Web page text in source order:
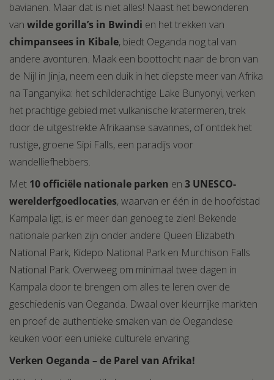
bavianen. Maar dat is niet alles! Naast het bewonderen
van wilde gorilla’s in Bwindi en het trekken van
chimpansees in Kibale, biedt Oeganda nog tal van
andere avonturen. Maak een boottocht naar de bron van
de Nijl in Jinja, neem een duik in het diepste meer van Afrika
na Tanganyika: het schilderachtige Lake Bunyonyi, verken
het prachtige gebied met vulkanische kratermeren, trek
door de uitgestrekte Afrikaanse savannes, of ontdek het
rustige, groene Sipi Falls, een paradijs voor
wandelliefhebbers.
Met 10 officiële nationale parken en 3 UNESCO-
werelderfgoedlocaties, waarvan er één in de hoofdstad
Kampala ligt, is er meer dan genoeg te zien! Bekende
nationale parken zijn onder andere Queen Elizabeth
National Park, Kidepo National Park en Murchison Falls
National Park. Overweeg om minimaal twee dagen in
Kampala door te brengen om alles te leren over de
geschiedenis van Oeganda. Dwaal over kleurrijke markten
en proef de authentieke smaken van de Oegandese
keuken voor een unieke culturele ervaring.
Verken Oeganda – de Parel van Afrika!